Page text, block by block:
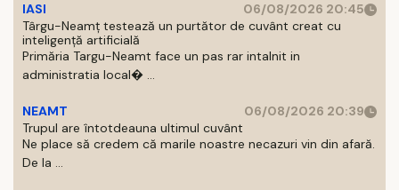
IASI
06/08/2026 20:45
Târgu-Neamț testează un purtător de cuvânt creat cu
inteligență artificială
Primăria Targu-Neamt face un pas rar intalnit in
administratia local� ...
NEAMT
06/08/2026 20:39
Trupul are întotdeauna ultimul cuvânt
Ne place să credem că marile noastre necazuri vin din afară.
De la ...